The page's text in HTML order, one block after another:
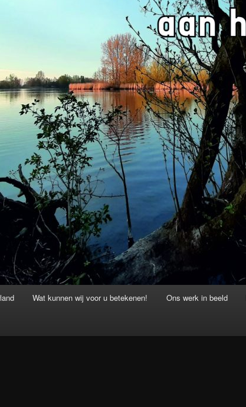
Wat kunnen wij voor u betekenen! Ons werk in beeld